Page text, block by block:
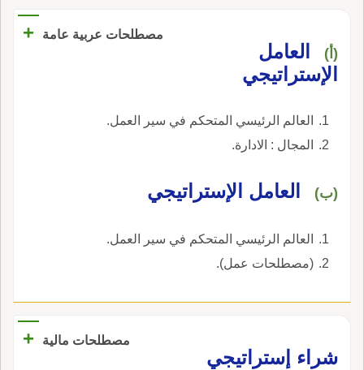
مصطلحات عربية عامة +
(أ)
العامل
الإستراتيجي
العالم الرئيسي المتحكم في سير العمل.
المجال : الادارة.
(ب) العامل الإستراتيجي
العالم الرئيسي المتحكم في سير العمل.
(مصطلحات عمل).
مصطلحات مالية
+
شراء إستراتيجي